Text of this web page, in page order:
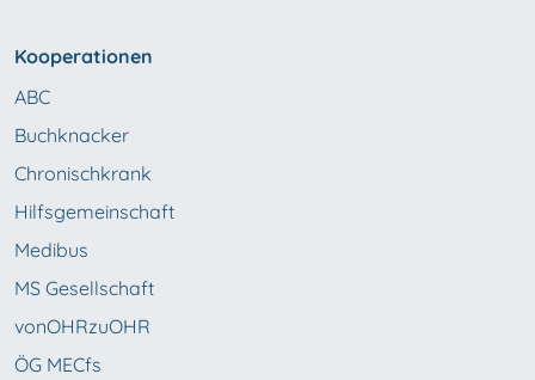
Kooperationen
ABC
Buchknacker
Chronischkrank
Hilfsgemeinschaft
Medibus
MS Gesellschaft
vonOHRzuOHR
ÖG MECfs